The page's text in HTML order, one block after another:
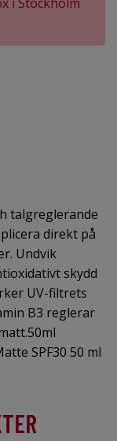
talgreglerande
direkt på
Undvik
skydd
UV-filtrets
B3 reglerar
SPF30 50 ml